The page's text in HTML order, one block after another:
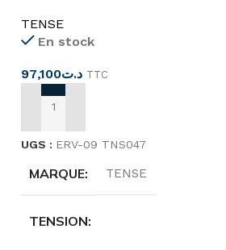
TENSE
En stock
د.ت97,100 TTC
AJOUTER AU PANIER
UGS : ERV-09 TNS047
MARQUE TENSE
TENSION